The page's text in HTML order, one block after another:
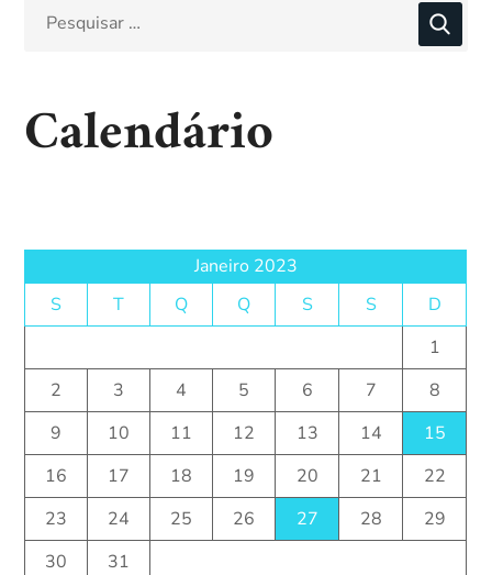
Calendário
Janeiro 2023
S
T Q Q S S
D
1
2
3 4 5 6 7
8
9
10 11 12 13 14
15
16
17 18 19 20 21
22
23
24 25 26 27 28
29
30
31